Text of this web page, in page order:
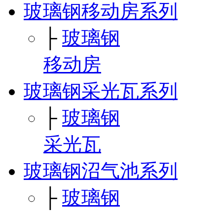
玻璃钢移动房系列
├ 玻璃钢
移动房
玻璃钢采光瓦系列
├ 玻璃钢
采光瓦
玻璃钢沼气池系列
├ 玻璃钢